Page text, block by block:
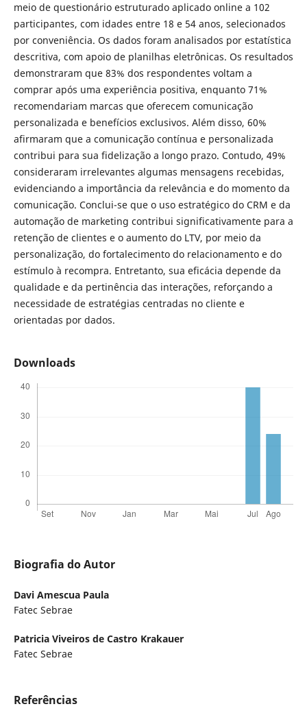
meio de questionário estruturado aplicado online a 102
participantes, com idades entre 18 e 54 anos, selecionados
por conveniência. Os dados foram analisados por estatística
descritiva, com apoio de planilhas eletrônicas. Os resultados
demonstraram que 83% dos respondentes voltam a
comprar após uma experiência positiva, enquanto 71%
recomendariam marcas que oferecem comunicação
personalizada e benefícios exclusivos. Além disso, 60%
afirmaram que a comunicação contínua e personalizada
contribui para sua fidelização a longo prazo. Contudo, 49%
consideraram irrelevantes algumas mensagens recebidas,
evidenciando a importância da relevância e do momento da
comunicação. Conclui-se que o uso estratégico do CRM e da
automação de marketing contribui significativamente para a
retenção de clientes e o aumento do LTV, por meio da
personalização, do fortalecimento do relacionamento e do
estímulo à recompra. Entretanto, sua eficácia depende da
qualidade e da pertinência das interações, reforçando a
necessidade de estratégias centradas no cliente e
orientadas por dados.
Downloads
Biografia do Autor
Davi Amescua Paula
Fatec Sebrae
Patricia Viveiros de Castro Krakauer
Fatec Sebrae
Referências